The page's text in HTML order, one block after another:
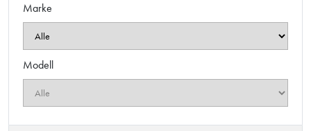
Marke
Modell